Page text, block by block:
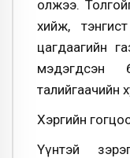
олжээ.
хийж,
цагдаагийн
мэдэгдсэн
талийгаачийн
Хэргийн
Үүнтэй